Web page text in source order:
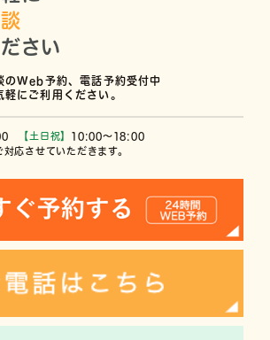
さい
のWeb予約、電話予約受付中
にご利用ください。
【土日祝】 10:00〜18:00
応させていただきます。